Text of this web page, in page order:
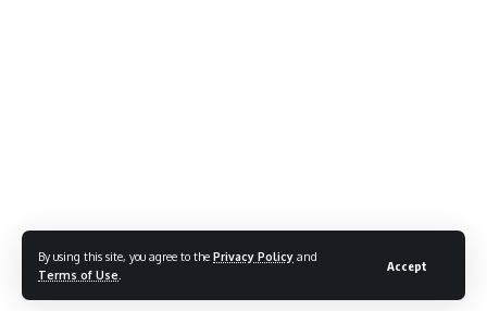
By using this site, you agree to the Privacy Policy and
Terms of Use
Accept